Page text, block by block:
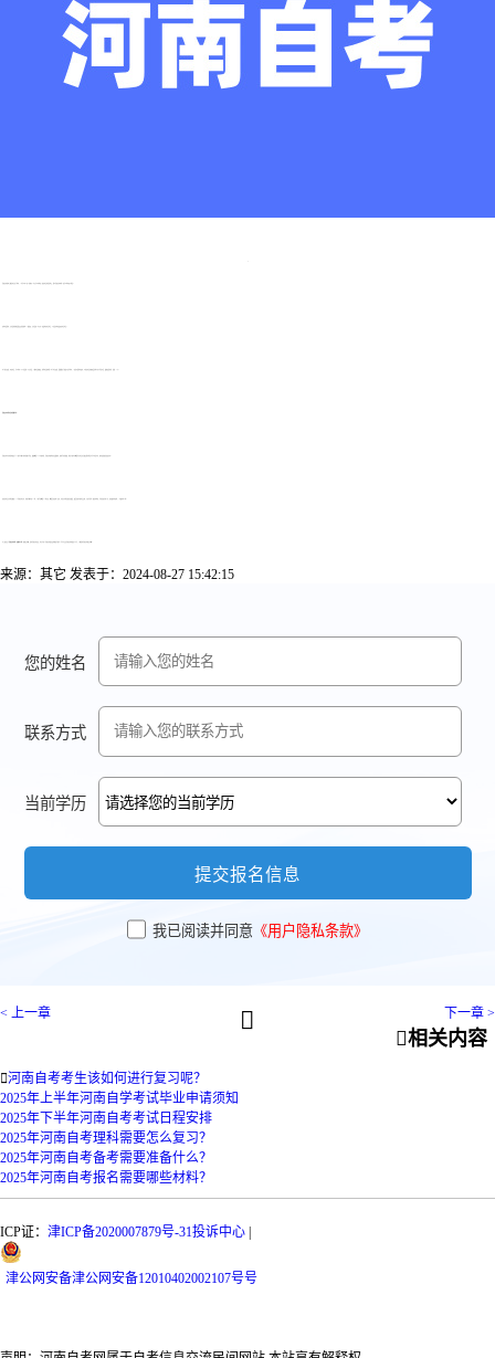
来源：其它 发表于：2024-08-27 15:42:15
您的姓名
联系方式
当前学历
提交报名信息
我已阅读并同意 《用户隐私条款》
< 上一章  下一章 >
相关内容
河南自考考生该如何进行复习呢？
2025年上半年河南自学考试毕业申请须知
2025年下半年河南自考考试日程安排
2025年河南自考理科需要怎么复习？
2025年河南自考备考需要准备什么？
2025年河南自考报名需要哪些材料？
ICP证： 津ICP备2020007879号-31投诉中心
津公网安备津公网安备12010402002107号号